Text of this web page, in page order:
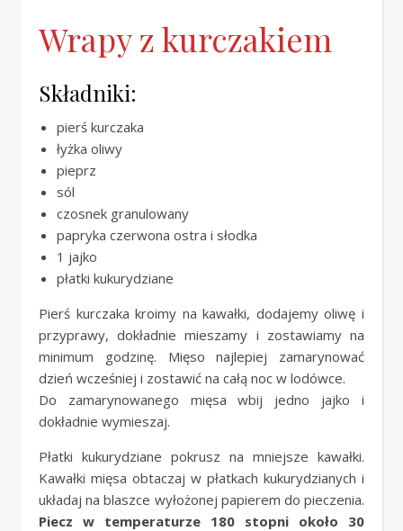
Wrapy z kurczakiem
Składniki:
pierś kurczaka
łyżka oliwy
pieprz
sól
czosnek granulowany
papryka czerwona ostra i słodka
1 jajko
płatki kukurydziane
Pierś kurczaka kroimy na kawałki, dodajemy oliwę i
przyprawy, dokładnie mieszamy i zostawiamy na
minimum godzinę. Mięso najlepiej zamarynować
dzień wcześniej i zostawić na całą noc w lodówce.
Do zamarynowanego mięsa wbij jedno jajko i
dokładnie wymieszaj.
Płatki kukurydziane pokrusz na mniejsze kawałki.
Kawałki mięsa obtaczaj w płatkach kukurydzianych i
układaj na blaszce wyłożonej papierem do pieczenia.
Piecz w temperaturze 180 stopni około 30